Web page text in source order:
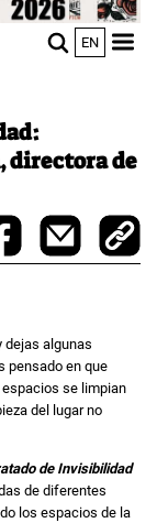
EN
directora de
dejas algunas
pensado en que
espacios se limpian
del lugar no
de Invisibilidad
de diferentes
los espacios de la